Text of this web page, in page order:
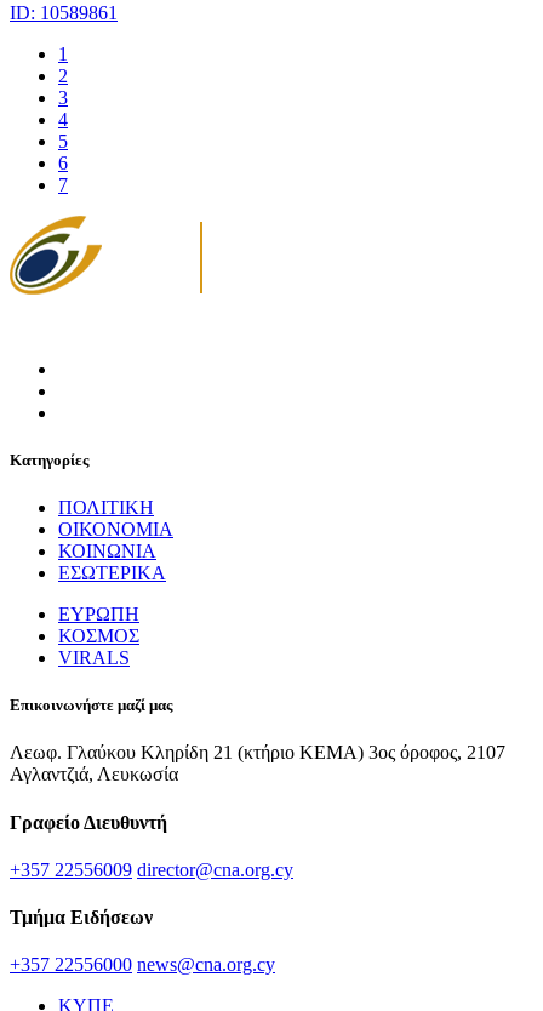
ID: 10589861
1
2
3
4
5
6
7
Κατηγορίες
ΠΟΛΙΤΙΚΗ
ΟΙΚΟΝΟΜΙΑ
ΚΟΙΝΩΝΙΑ
ΕΣΩΤΕΡΙΚΑ
ΕΥΡΩΠΗ
ΚΟΣΜΟΣ
VIRALS
Επικοινωνήστε μαζί μας
Λεωφ. Γλαύκου Κληρίδη 21 (κτήριο ΚΕΜΑ) 3ος όροφος, 2107
Αγλαντζιά, Λευκωσία
Γραφείο Διευθυντή
+357 22556009 director@cna.org.cy
Τμήμα Ειδήσεων
+357 22556000 news@cna.org.cy
ΚΥΠΕ